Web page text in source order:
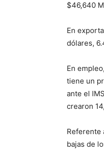
$46,640
En
dólares,
En
tiene un
ante el
crearon
Referente
bajas de